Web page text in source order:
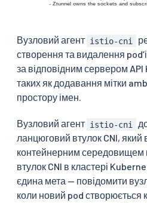
Вузловий агент istio-cni
створення та видалення
за відповідним сервером
таких як додавання мітки
простору імен.
Вузловий агент istio-cni
ланцюговий втулок CNI, який
контейнерним середовищем
втулок CNI в кластері
єдина мета — повідомити
коли новий pod створюється